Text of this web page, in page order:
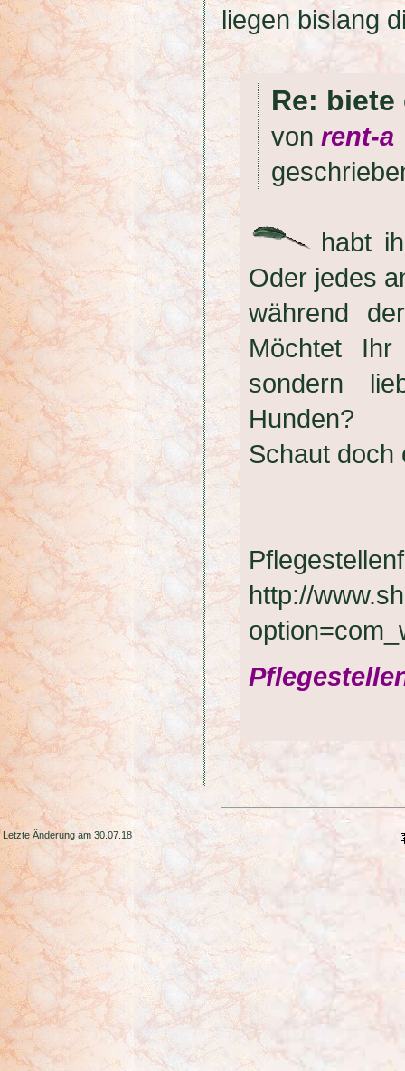
liegen bislang
Re:
von rent-a
habt
Oder jedes
während
Möchtet
sondern
Hunden?
Schaut doch
http://
Letzte Änderung am 30.07.18